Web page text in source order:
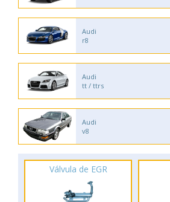
Audi
r8
Audi
tt / ttrs
Audi
v8
Válvula de EGR